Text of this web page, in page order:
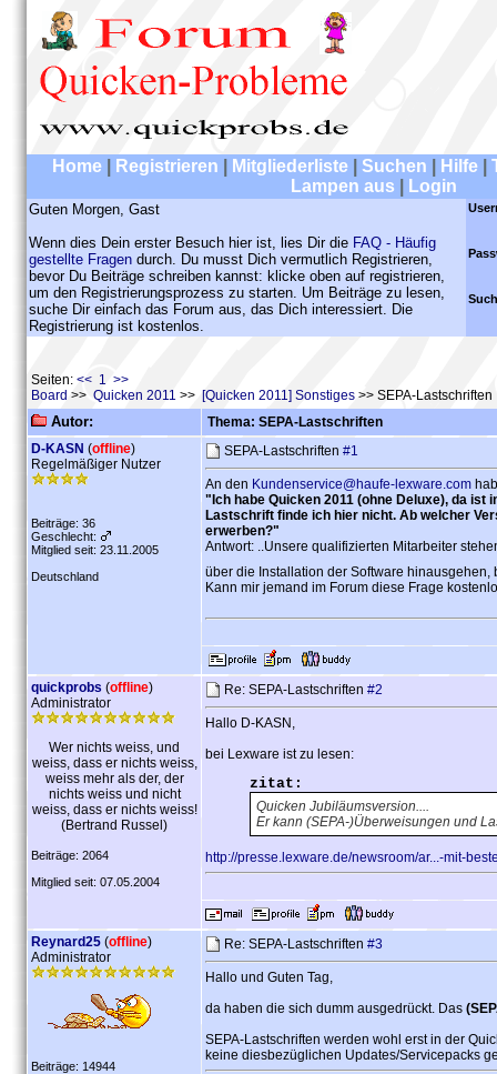
Home Registrieren Mitgliederliste Suchen Hilfe
Lampen aus
Login
Guten Morgen, Gast
Wenn dies Dein erster Besuch hier ist, lies Dir die FAQ - Häufig
gestellte Fragen durch. Du musst Dich vermutlich Registrieren,
bevor Du Beiträge schreiben kannst: klicke oben auf registrieren,
um den Registrierungsprozess zu starten. Um Beiträge zu lesen,
suche Dir einfach das Forum aus, das Dich interessiert. Die
Registrierung ist kostenlos.
Seiten: << 1 >>
Board >> Quicken 2011 >> [Quicken 2011] Sonstiges >> SEPA-Lastschriften
Autor:
Thema: SEPA-Lastschriften
D-KASN (offline)
Regelmäßiger Nutzer
Beiträge: 36
Geschlecht:
Mitglied seit: 23.11.2005
Deutschland
SEPA-Lastschriften #1
An den Kundenservice@haufe-lexware.com
"Ich habe Quicken 2011 (ohne Deluxe), da ist
Lastschrift finde ich hier nicht. Ab welcher
erwerben?"
Antwort: ..Unsere qualifizierten Mitarbeiter
über die Installation der Software
Kann mir jemand im Forum diese Frage
quickprobs (offline)
Administrator
Wer nichts weiss, und
weiss, dass er nichts weiss,
weiss mehr als der, der
nichts weiss und nicht
weiss, dass er nichts weiss!
(Bertrand Russel)
Beiträge: 2064
Mitglied seit: 07.05.2004
Re: SEPA-Lastschriften #2
Hallo D-KASN,
bei Lexware ist zu lesen:
zitat:
Quicken Jubiläumsversion....
Er kann (SEPA-)Überweisungen und
http://presse.lexware.de/newsroom/ar...-mit-
Reynard25 (offline)
Administrator
Beiträge: 14944
Re: SEPA-Lastschriften #3
Hallo und Guten Tag,
da haben die sich dumm ausgedrückt. Das
SEPA-Lastschriften werden wohl erst in der
keine diesbezüglichen Updates/Servicepacks